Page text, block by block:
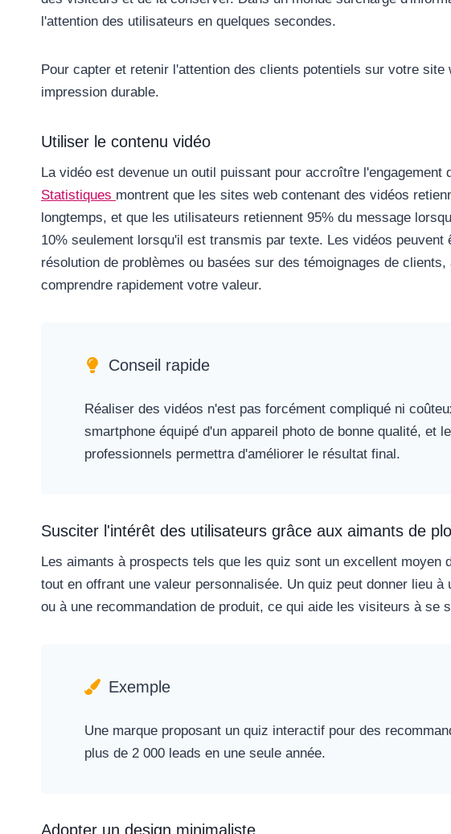
l'attention des utilisateurs en quelques secondes.
Pour capter et retenir l'attention des clients potentiels sur votre
impression durable.
Utiliser le contenu vidéo
La vidéo est devenue un outil puissant pour accroître
Statistiques montrent que les sites web contenant des vidéos
longtemps, et que les utilisateurs retiennent 95% du message
10% seulement lorsqu'il est transmis par texte. Les vidéos
résolution de problèmes ou basées sur des témoignages de
comprendre rapidement votre valeur.
Conseil rapide
Réaliser des vidéos n'est pas forcément compliqué ni
smartphone équipé d'un appareil photo de bonne qualité, et
professionnels permettra d'améliorer le résultat final.
Susciter l'intérêt des utilisateurs grâce aux aimants de
Les aimants à prospects tels que les quiz sont un excellent moyen
tout en offrant une valeur personnalisée. Un quiz peut donner lieu
ou à une recommandation de produit, ce qui aide les visiteurs à se
Exemple
Une marque proposant un quiz interactif pour des
plus de 2 000 leads en une seule année.
Adopter un design minimaliste